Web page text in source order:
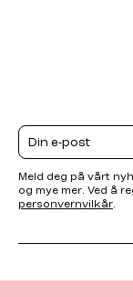
Email
Meld deg på vårt
og mye mer. Ved å
personvernvilkår.